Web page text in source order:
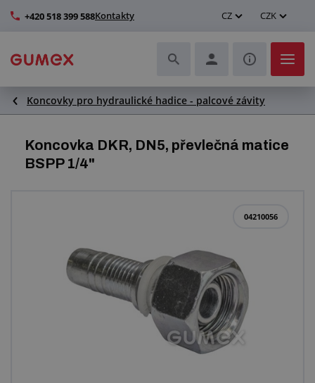
+420 518 399 588Kontakty CZ CZK
Hadice a jejich kompletace
Profily a výroba těsnění
Zlepšení pracovního prostředí
Další pryžové a plastové výrobky
Koncovky pro hydraulické hadice - palcové závity
Koncovka DKR, DN5, převlečná matice
BSPP 1/4"
04210056